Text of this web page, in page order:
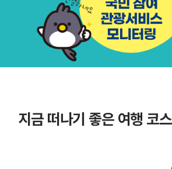
지금 떠나기 좋은 여행 코